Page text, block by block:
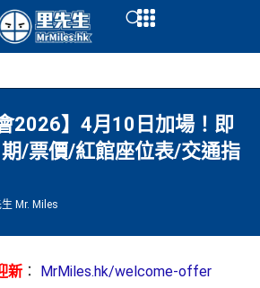
Open
2026】4月10日加場！即
/票價/紅館座位表/交通指
Mr. Miles
新： MrMiles.hk/welcome-offer